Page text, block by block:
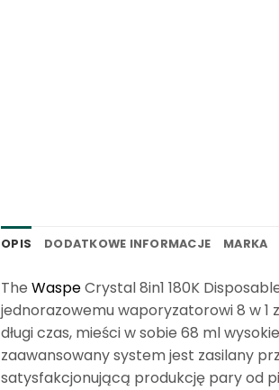
OPIS DODATKOWE INFORMACJE MARKA
The WaspeCrystal 8in1 180K
jednorazowemu waporyzatorowi 8 w 1
długi czas, mieści w sobie 68 ml
zaawansowany system jest zasilany
satysfakcjonującą produkcję pary od